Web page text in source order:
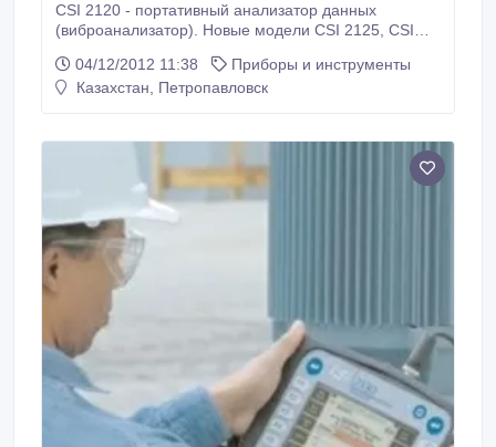
CSI 2120 - портативный анализатор данных
(виброанализатор). Новые модели CSI 2125, CSI
Быстрый сбор данных - Продвинутая диагностика -
Технология PeakVue (подшипники), огибающая и
электродвигателей) - Выбег ротора, пусковые
режимы - Центровка лазерная (центрирование) -
Динамическая балансировка (одноплоскостная,
двухплоскостная, 4-х плоскостная,
многоплоскостная) - Автоматическая обработка
данных диагностики и экспертная оценка -
Диагностика электрических машин с помощью
токовых клещей или датчика магнитного потока.
04/12/2012 11:38
Приборы и инструменты
Казахстан, Петропавловск